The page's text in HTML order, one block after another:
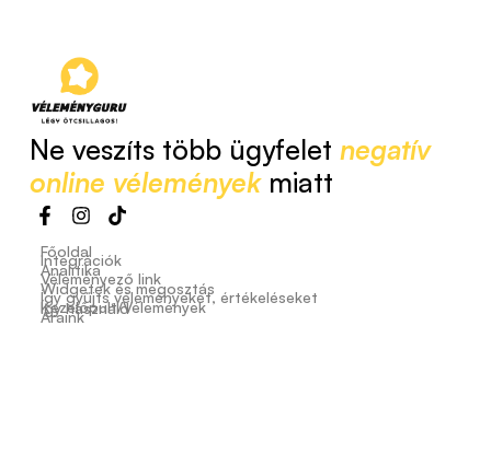
Ne veszíts több ügyfelet negatív
online véleményekmiatt
Főoldal
Integrációk
Analitika
Véleményező link
Widgetek és megosztás
Így gyűjts véleményeket, értékeléseket
Kezelőpult/Vélemények
Így használd
Áraink